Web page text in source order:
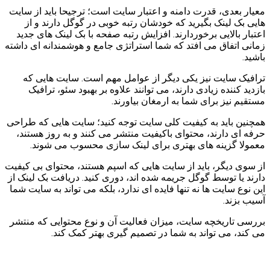
معیار بعدی، قدرت دامنه و اعتبار سایت است؛ ترجیحا باید از سایت
هایی بک لینک بگیرید که خودشان رتبه خوبی در گوگل دارند و از
اعتبار بالایی برخوردارند. افزایش رتبه صفحه با بک لینک های جدید
زمانی اتفاق می افتد که شما استراتژی جامع و هوشمندانه ای داشته
باشید.
ترافیک سایت نیز یکی دیگر از عوامل مهم است. سایت هایی که
بازدید کننده زیادی دارند، می توانند علاوه بر بهبود سئو، ترافیک
مستقیم نیز برای شما به ارمغان بیاورند.
همچنین باید به کیفیت کلی سایت توجه کنید؛ سایت هایی که طراحی
حرفه ای دارند، محتوای باکیفیت منتشر می کنند و به روز هستند،
معمولا گزینه های بهتری برای لینک سازی محسوب می شوند.
از سوی دیگر، باید از سایت هایی که اسپم هستند، محتوای بی کیفیت
دارند یا توسط گوگل جریمه شده اند، دوری کنید. دریافت بک لینک از
این نوع سایت ها نه تنها فایده ای ندارد، بلکه می تواند به سایت شما
آسیب بزند.
بررسی تاریخچه سایت، میزان فعالیت آن و نوع محتوایی که منتشر
می کند، می تواند به شما در تصمیم گیری بهتر کمک کند.